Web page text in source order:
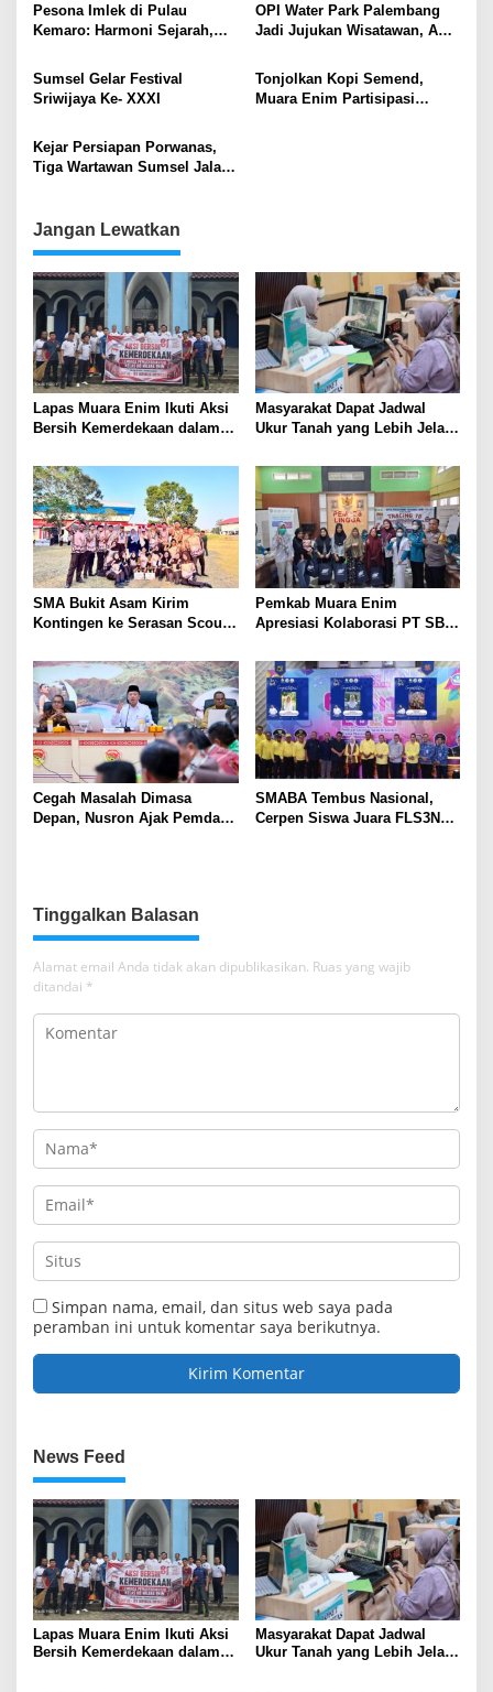
Pesona Imlek di Pulau
Kemaro: Harmoni Sejarah,
Tengah Sungai Musi
OPI Water Park Palembang
Jadi Jujukan Wisatawan, Ada
Sumsel Gelar Festival
Sriwijaya Ke- XXXI
Tonjolkan Kopi Semend,
Muara Enim Partisipasi
Kejar Persiapan Porwanas,
Tiga Wartawan Sumsel Jalani
Jangan Lewatkan
Lapas Muara Enim Ikuti Aksi
Bersih Kemerdekaan dalam
Indonesia
Masyarakat Dapat Jadwal
Ukur Tanah yang Lebih Jelas
Terjadwal
SMA Bukit Asam Kirim
Kontingen ke Serasan Scout
Karakter dan Kepemimpinan
Siswa
Pemkab Muara Enim
Apresiasi Kolaborasi PT SBS
Warga Sekitar Tambang
Cegah Masalah Dimasa
Depan, Nusron Ajak Pemda
SMABA Tembus Nasional,
Cerpen Siswa Juara FLS3N
Tinggalkan Balasan
Alamat email Anda tidak akan dipublikasikan. Ruas yang wajib
ditandai *
Simpan nama, email, dan situs web saya pada
peramban ini untuk komentar saya berikutnya.
News Feed
Lapas Muara Enim Ikuti Aksi
Bersih Kemerdekaan dalam
Masyarakat Dapat Jadwal
Ukur Tanah yang Lebih Jelas